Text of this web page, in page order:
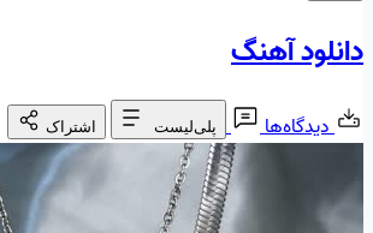
دانلود آهنگ
دیدگاه‌ها پلی‌لیست اشتراک